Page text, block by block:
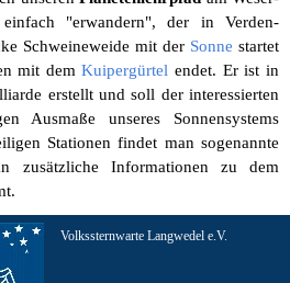
"erwandern", der in Verden-
Schweineweide mit der Sonne startet
mit demKuipergürtel endet. Er ist in
erstellt und soll der interessierten
Ausmaße unseres Sonnensystems
Stationen findet man sogenannte
zusätzliche Informationen zu dem
Volkssternwarte Langwedel e.V.